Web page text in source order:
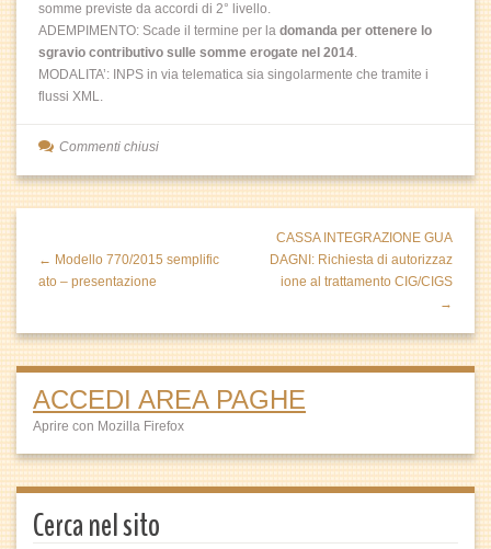
somme previste da accordi di 2° livello.
ADEMPIMENTO: Scade il termine per la domanda per ottenere lo
sgravio contributivo sulle somme erogate nel 2014.
MODALITA’: INPS in via telematica sia singolarmente che tramite i
flussi XML.
Commenti chiusi
← Modello 770/2015 semplific
ato – presentazione
CASSA INTEGRAZIONE GUA
DAGNI: Richiesta di autorizzaz
ione al trattamento CIG/CIGS
→
ACCEDI AREA PAGHE
Aprire con Mozilla Firefox
Cerca nel sito